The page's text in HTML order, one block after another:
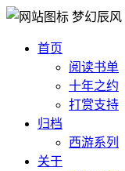
梦幻辰风
首页
阅读书单
十年之约
打赏支持
归档
西游系列
关于